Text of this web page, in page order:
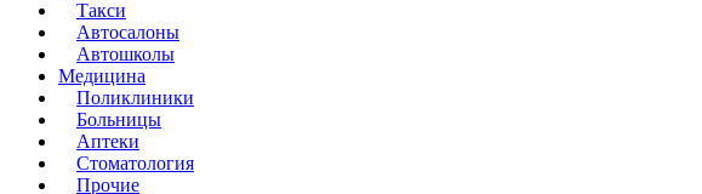
Такси
Автосалоны
Автошколы
Медицина
Поликлиники
Больницы
Аптеки
Стоматология
Прочие